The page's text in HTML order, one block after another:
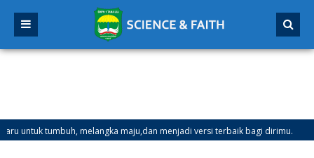
tumbuh, melangka maju,dan menjadi versi terbaik bagi dirimu.
Tanggal 21 Desember 2025 sd Tanggal 4 Januari 2026